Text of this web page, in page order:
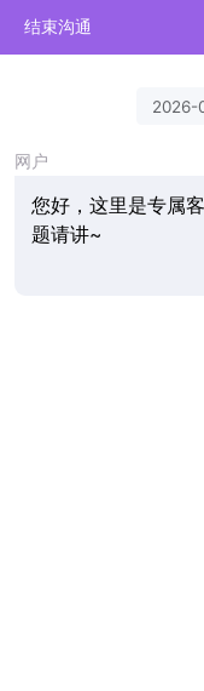
结束沟通
2026-
网户
您好，这里是专属
题请讲~